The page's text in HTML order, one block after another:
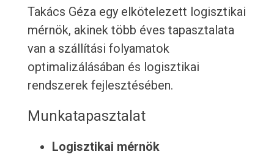
Takács Géza egy elkötelezett logisztikai
mérnök, akinek több éves tapasztalata
van a szállítási folyamatok
optimalizálásában és logisztikai
rendszerek fejlesztésében.
Munkatapasztalat
Logisztikai mérnök